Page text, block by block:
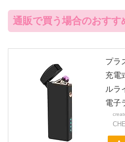
通販で買う場合のおすす
プラ
充電
ルラ
電子